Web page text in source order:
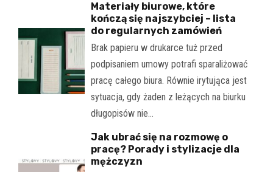
Materiały biurowe, które
kończą się najszybciej – lista
do regularnych zamówień
Brak papieru w drukarce tuż przed
podpisaniem umowy potrafi sparaliżować
pracę całego biura. Równie irytująca jest
sytuacja, gdy żaden z leżących na biurku
długopisów nie…
Jak ubrać się na rozmowę o
pracę? Porady i stylizacje dla
mężczyzn